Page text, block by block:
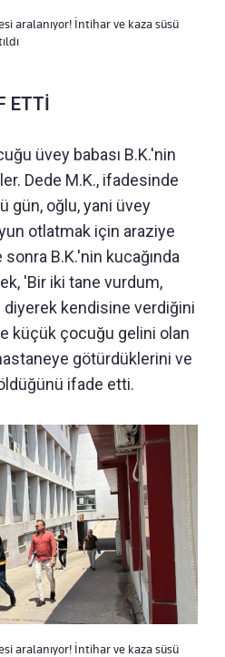
aralanıyor! İntihar ve kaza süsü
ETTİ
üvey babası B.K.'nin
Dede M.K., ifadesinde
gün, oğlu, yani üvey
otlatmak için araziye
B.K.'nin kucağında
'Bir iki tane vurdum,
diyerek kendisine verdiğini
küçük çocuğu gelini olan
götürdüklerini ve
ifade etti.
aralanıyor! İntihar ve kaza süsü